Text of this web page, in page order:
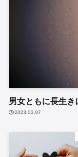
男女ともに長生き
2023.03.07